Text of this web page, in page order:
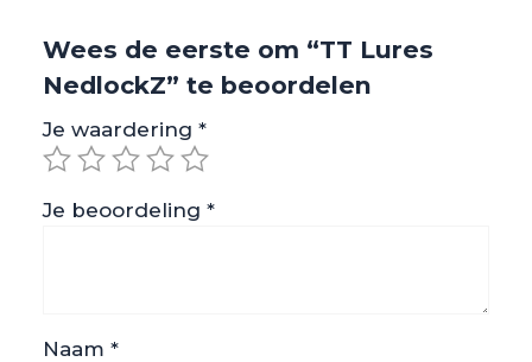
Wees de eerste om “TT Lures
NedlockZ” te beoordelen
Je waardering *
Je beoordeling *
Naam *